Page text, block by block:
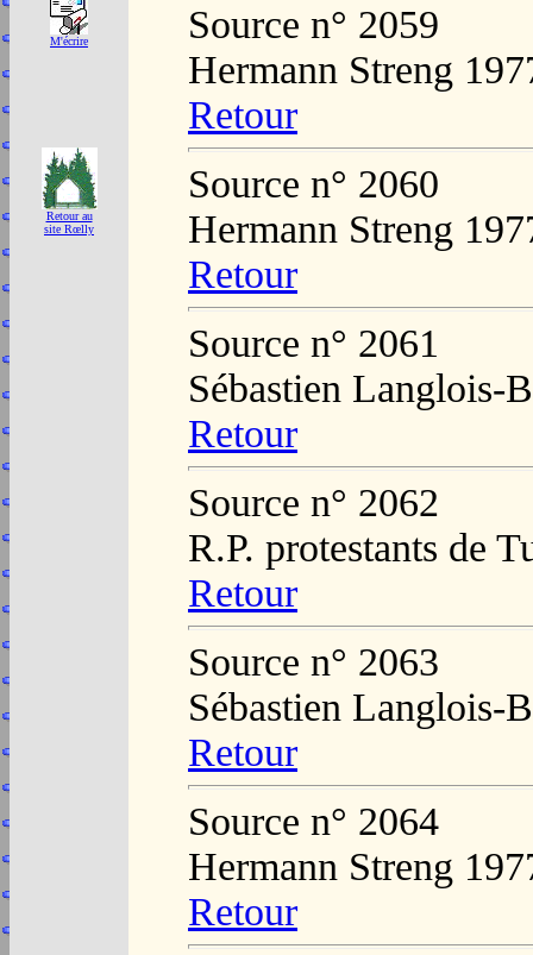
M'écrire
Retour au
site Rœlly
Source n° 2059
Hermann Streng
Retour
Source n° 2060
Hermann Streng
Retour
Source n° 2061
Sébastien Langlois-
Retour
Source n° 2062
R.P. protestants de
Retour
Source n° 2063
Sébastien Langlois-
Retour
Source n° 2064
Hermann Streng
Retour